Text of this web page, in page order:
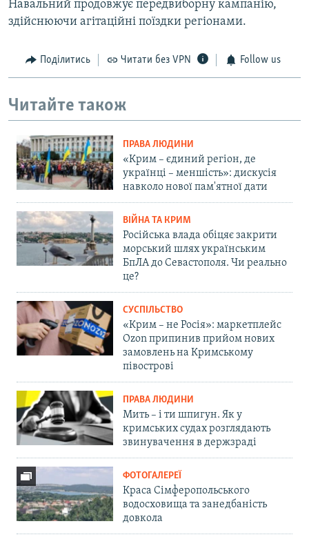
Навальний продовжує передвиборну кампанію,
здійснюючи агітаційні поїздки регіонами.
Поділитись Читати без VPN Follow us
Читайте також
ПРАВА ЛЮДИНИ
«Крим – єдиний регіон, де
українці – меншість»: дискусія
навколо нової пам'ятної дати
ВІЙНА ТА КРИМ
Російська влада обіцяє закрити
морський шлях українським
БпЛА до Севастополя. Чи реально
це?
СУСПІЛЬСТВО
«Крим – не Росія»: маркетплейс
Ozon припинив прийом нових
замовлень на Кримському
півострові
ПРАВА ЛЮДИНИ
Мить – і ти шпигун. Як у
кримських судах розглядають
звинувачення в держзраді
ФОТОГАЛЕРЕЇ
Краса Сімферопольського
водосховища та занедбаність
довкола